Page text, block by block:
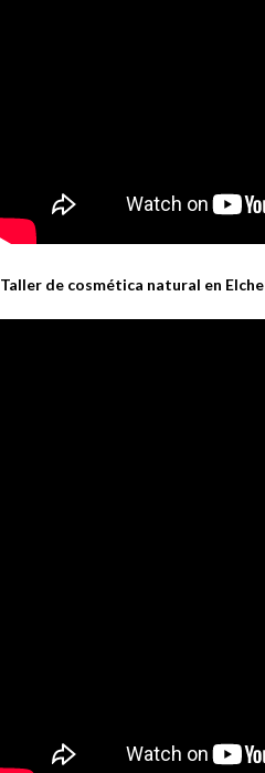
Taller de cosmética natural en Elche